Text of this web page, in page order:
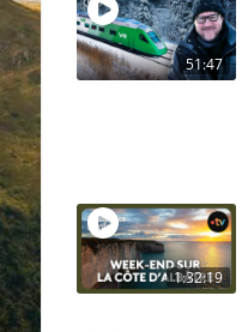
51:47
1:32:19